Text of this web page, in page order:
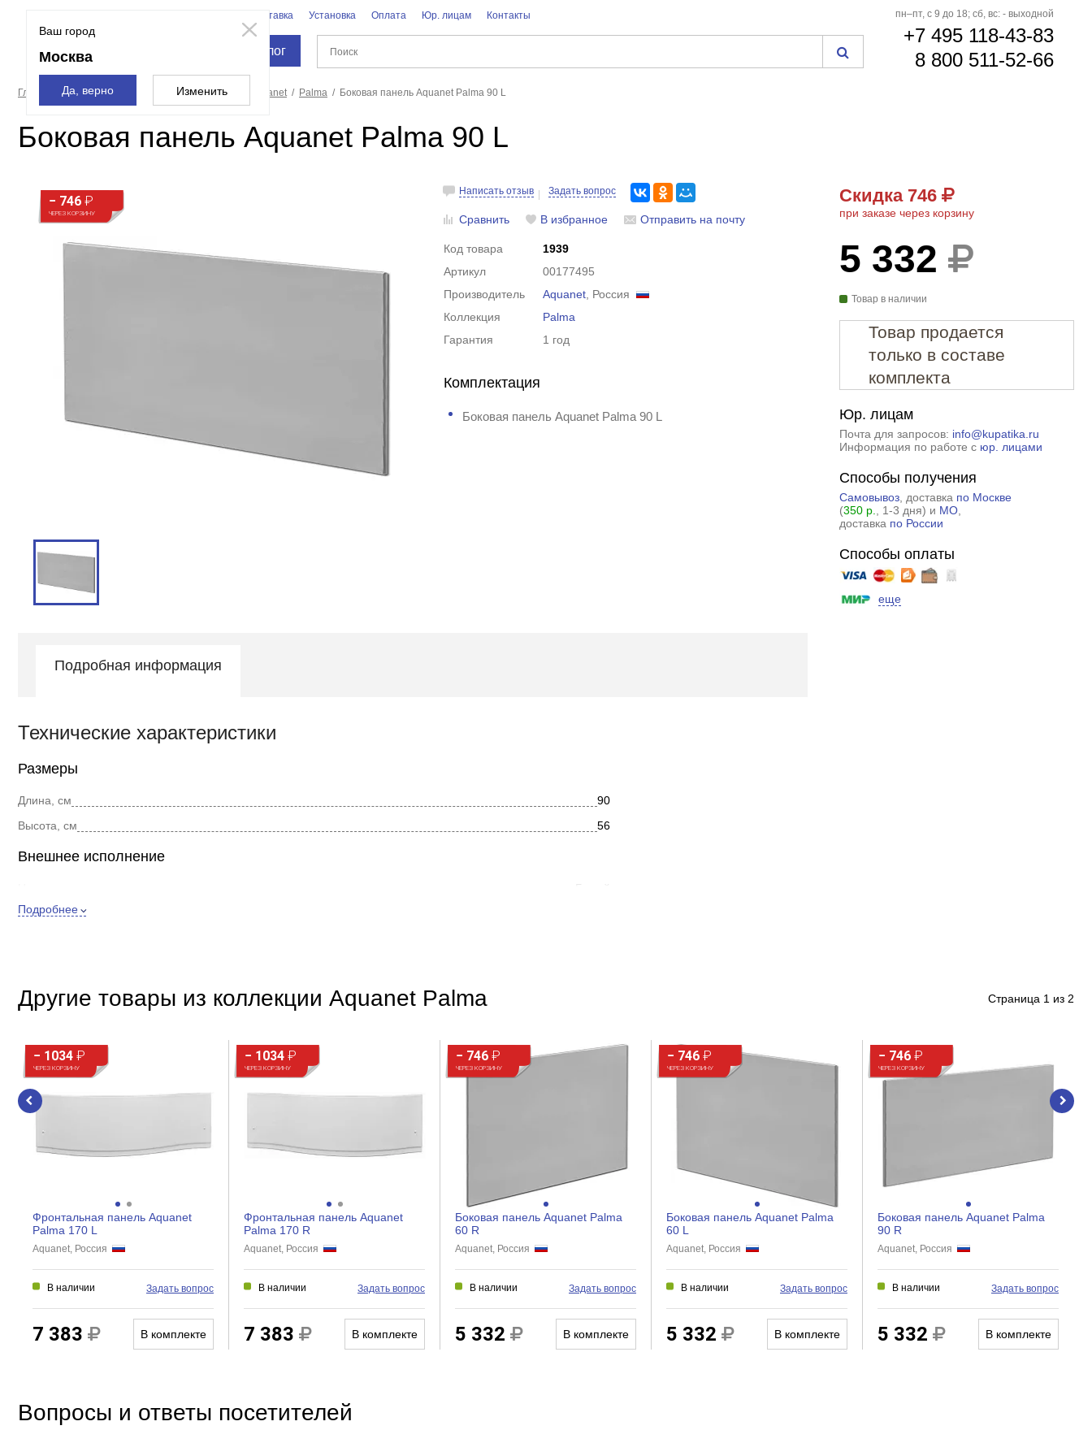
Ваш город
Москва
Да, верно Изменить
Доставка Установка Оплата Юр. лицам Контакты
Каталог
пн–пт, с 9 до 18; сб, вс: - выходной
+7 495 118-43-83
8 800 511-52-66
Главная страница Экраны для ванн Aquanet Palma Боковая панель Aquanet Palma 90 L
Боковая панель Aquanet Palma 90 L
− 746 ₽
ЧЕРЕЗ КОРЗИНУ
Написать отзыв Задать вопрос
Сравнить В избранное Отправить на почту
Код товара
1939
Артикул
00177495
Производитель
Aquanet , Россия
Коллекция
Palma
Гарантия
1 год
Комплектация
Боковая панель Aquanet Palma 90 L
Скидка 746
при заказе через корзину
5 332
Товар в наличии
Товар продается
только в составе
комплекта
Юр. лицам
Почта для запросов: info@kupatika.ru
Информация по работе с юр. лицами
Способы получения
Самовывоз, доставка по Москве
(350 р. , 1-3 дня) и МО,
доставка по России
Способы оплаты
еще
Подробная информация
Технические характеристики
Размеры
Длина, см
90
Высота, см
56
Внешнее исполнение
Форма
Дополнительно
Расположение
Боковое
Регулировка высоты
Регулировка ширины
Створки
Подробнее
Другие товары из коллекции Aquanet Palma Страница 1 из 2
− 1034 ₽
ЧЕРЕЗ КОРЗИНУ
Фронтальная панель Aquanet
Palma 170 L
Aquanet, Россия
В наличии Задать вопрос
7 383 В комплекте
− 1034 ₽
ЧЕРЕЗ КОРЗИНУ
Фронтальная панель Aquanet
Palma 170 R
Aquanet, Россия
В наличии Задать вопрос
7 383 В комплекте
− 746 ₽
ЧЕРЕЗ КОРЗИНУ
Боковая панель Aquanet Palma
60 R
Aquanet, Россия
В наличии Задать вопрос
5 332 В комплекте
− 746 ₽
ЧЕРЕЗ КОРЗИНУ
Боковая панель Aquanet Palma
60 L
Aquanet, Россия
В наличии Задать вопрос
5 332 В комплекте
− 746 ₽
ЧЕРЕЗ КОРЗИНУ
Боковая панель Aquanet Palma
90 R
Aquanet, Россия
В наличии Задать вопрос
5 332 В комплекте
Вопросы и ответы посетителей